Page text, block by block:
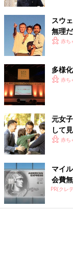
費はもらえず働き
園にはすぐに入園
を預けての生活。
トーブをつけよう
と現れたのがまた
いに行き、食事を
でいると、小野さ
「一緒にいると楽し
この日をきっかけ
ようになり、やが
ん、悩みもたくさ
長男が、普段は仲
な！ 親でもないく
ことも。
けれどもこれは2人
族」の様子は、
スウ
無理
かる赤ち
多様
赤ち
元女
して
赤ち
マイ
会費
PR(クレ